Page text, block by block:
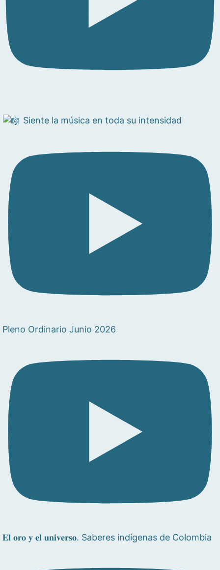
Siente la música en toda su intensidad
Pleno Ordinario Junio 2026
𝐄𝐥 𝐨𝐫𝐨 𝐲 𝐞𝐥 𝐮𝐧𝐢𝐯𝐞𝐫𝐬𝐨. Saberes indígenas de Colombia